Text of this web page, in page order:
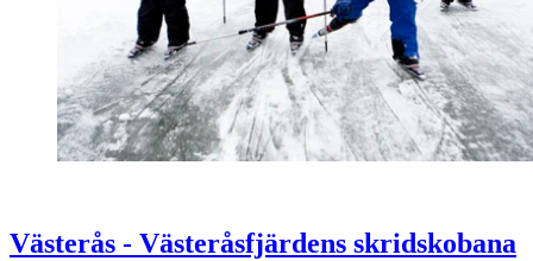
Västerås - Västeråsfjärdens skridskobana